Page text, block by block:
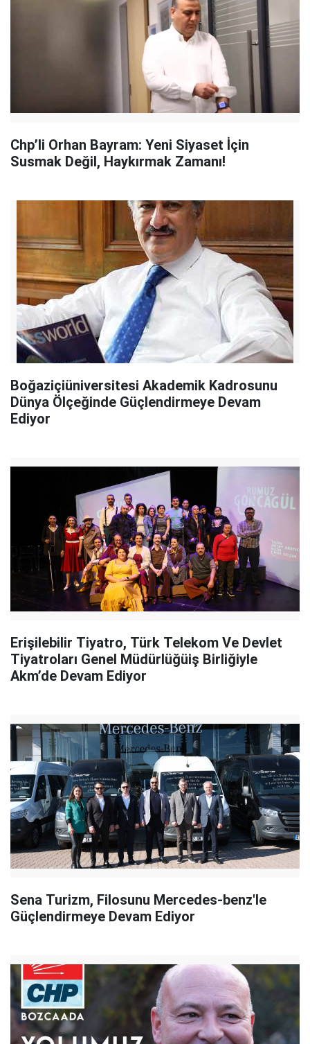
Chp’li Orhan Bayram: Yeni Siyaset İçin
Susmak Değil, Haykırmak Zamanı!
Boğaziçiüniversitesi Akademik Kadrosunu
Dünya Ölçeğinde Güçlendirmeye Devam
Ediyor
Erişilebilir Tiyatro, Türk Telekom Ve Devlet
Tiyatroları Genel Müdürlüğüiş Birliğiyle
Akm’de Devam Ediyor
Sena Turizm, Filosunu Mercedes-benz'le
Güçlendirmeye Devam Ediyor